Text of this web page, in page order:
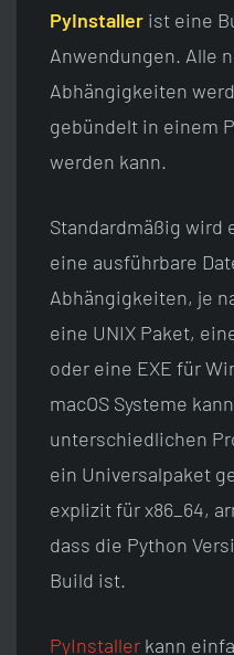
PyInstaller ist eine
Anwendungen. Alle
Abhängigkeiten
gebündelt in einem
werden kann.
Standardmäßig wird
eine ausführbare
Abhängigkeiten, je
eine UNIX Paket,
oder eine EXE für
macOS Systeme
unterschiedlichen
ein Universalpaket
explizit für x86_64,
dass die Python
Build ist.
PyInstaller kann